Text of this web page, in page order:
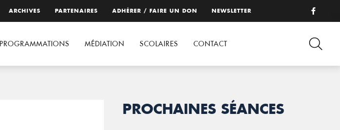
ARCHIVES PARTENAIRES ADHÉRER / FAIRE UN DON NEWSLETTER
PROGRAMMATIONS MÉDIATION SCOLAIRES CONTACT
PROCHAINES SÉANCES